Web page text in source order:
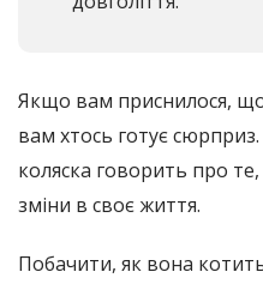
Якщо вам приснилося, що
вам хтось готує
коляска говорить про
зміни в своє життя.
Побачити, як вона